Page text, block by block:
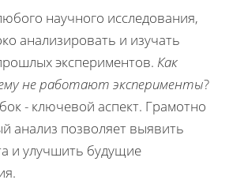
научного исследования,
анализировать и изучать
экспериментов. Как
не работают эксперименты?
- ключевой аспект. Грамотно
анализ позволяет выявить
и улучшить будущие